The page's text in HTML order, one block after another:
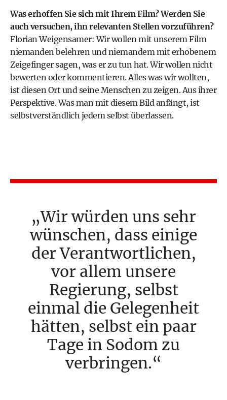
Was erhoffen Sie sich mit Ihrem Film? Werden Sie
auch versuchen, ihn relevanten Stellen vorzuführen?
Florian Weigensamer: Wir wollen mit unserem Film
niemanden belehren und niemandem mit erhobenem
Zeigefinger sagen, was er zu tun hat. Wir wollen nicht
bewerten oder kommentieren. Alles was wir wollten,
ist diesen Ort und seine Menschen zu zeigen. Aus ihrer
Perspektive. Was man mit diesem Bild anfängt, ist
selbstverständlich jedem selbst überlassen.
Wir würden uns sehr
wünschen, dass einige
der Verantwortlichen,
vor allem unsere
Regierung, selbst
einmal die Gelegenheit
hätten, selbst ein paar
Tage in Sodom zu
verbringen.